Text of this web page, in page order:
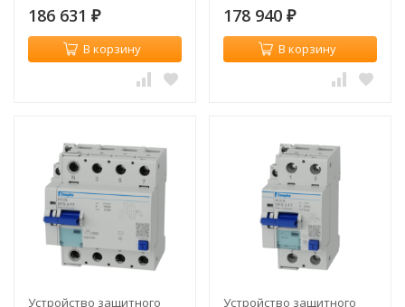
186 631 ₽
В корзину
178 940 ₽
В корзину
Устройство защитного
Устройство защитного